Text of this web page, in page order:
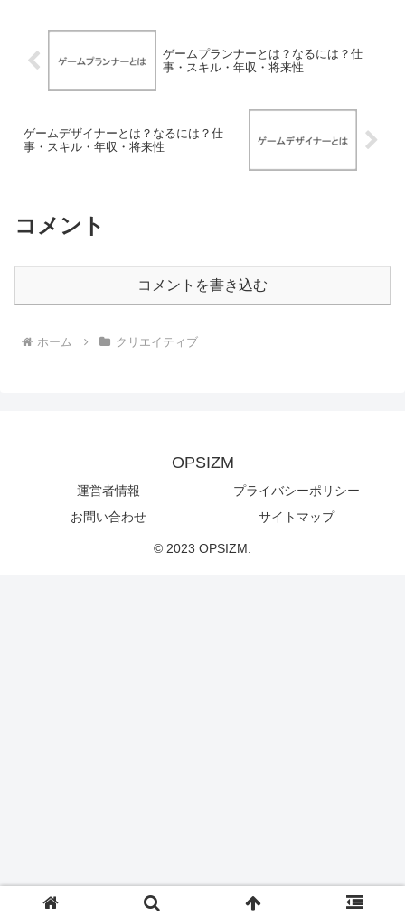
ゲームプランナーとは？なるには？仕
事・スキル・年収・将来性
ゲームデザイナーとは？なるには？仕
事・スキル・年収・将来性
コメント
コメントを書き込む
ホーム クリエイティブ
OPSIZM
運営者情報
プライバシーポリシー
お問い合わせ
サイトマップ
© 2023 OPSIZM.